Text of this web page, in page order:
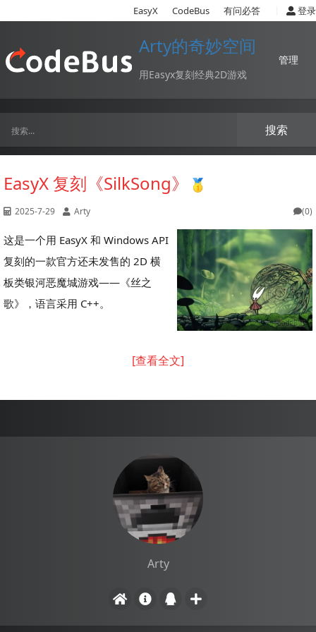
EasyX CodeBus 有问必答 登录
Arty的奇妙空间
用Easyx复刻经典2D游戏
管理
EasyX 复刻《SilkSong》
2025-7-29 Arty (0)
这是一个用 EasyX 和 Windows API
复刻的一款官方还未发售的 2D 横
板类银河恶魔城游戏——《丝之
歌》，语言采用 C++。
[查看全文]
Arty
搜索